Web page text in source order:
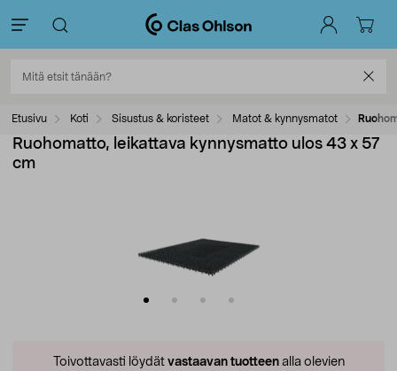
Etusivu Koti Sisustus & koristeet Matot & kynnysmatot
Ruohomatto, leikattava kynnysmatto ulos 43 x 57
cm
Toivottavasti löydät vastaavan tuotteenalla olevien